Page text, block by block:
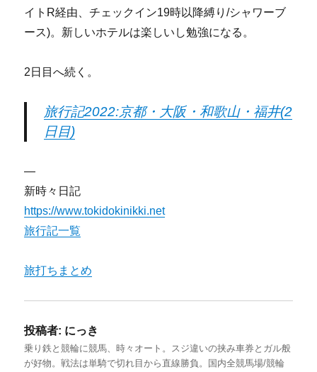
イトR経由、チェックイン19時以降縛り/シャワーブ
ース)。新しいホテルは楽しいし勉強になる。
2日目へ続く。
旅行記2022:京都・大阪・和歌山・福井(2
日目)
—
新時々日記
https://www.tokidokinikki.net
旅行記一覧
旅打ちまとめ
投稿者: にっき
乗り鉄と競輪に競馬、時々オート。スジ違いの挟み車券とガル般
が好物。戦法は単騎で切れ目から直線勝負。国内全競馬場/競輪